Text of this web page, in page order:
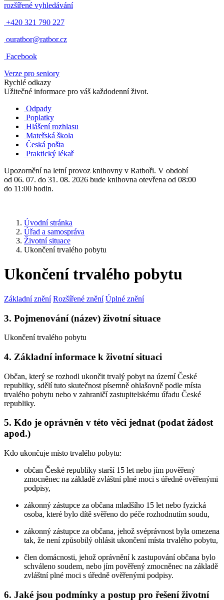
rozšířené vyhledávání
+420 321 790 227
ouratbor@ratbor.cz
Facebook
Verze pro seniory
Rychlé odkazy
Užitečné informace pro váš každodenní život.
Odpady
Poplatky
Hlášení rozhlasu
Mateřská škola
Česká pošta
Praktický lékař
Upozornění na letní provoz knihovny v Ratboři. V období
od 06. 07. do 31. 08. 2026 bude knihovna otevřena od 08:00
do 11:00 hodin.
Úvodní stránka
Úřad a samospráva
Životní situace
Ukončení trvalého pobytu
Ukončení trvalého pobytu
Základní znění Rozšířené znění Úplné znění
3. Pojmenování (název) životní situace
Ukončení trvalého pobytu
4. Základní informace k životní situaci
Občan, který se rozhodl ukončit trvalý pobyt na území České
republiky, sdělí tuto skutečnost písemně ohlašovně podle místa
trvalého pobytu nebo v zahraničí zastupitelskému úřadu České
republiky.
5. Kdo je oprávněn v této věci jednat (podat žádost
apod.)
Kdo ukončuje místo trvalého pobytu:
občan České republiky starší 15 let nebo jím pověřený
zmocněnec na základě zvláštní plné moci s úředně ověřenými
podpisy,
zákonný zástupce za občana mladšího 15 let nebo fyzická
osoba, které bylo dítě svěřeno do péče rozhodnutím soudu,
zákonný zástupce za občana, jehož svéprávnost byla omezena
tak, že není způsobilý ohlásit ukončení místa trvalého pobytu,
člen domácnosti, jehož oprávnění k zastupování občana bylo
schváleno soudem, nebo jím pověřený zmocněnec na základě
zvláštní plné moci s úředně ověřenými podpisy.
6. Jaké jsou podmínky a postup pro řešení životní